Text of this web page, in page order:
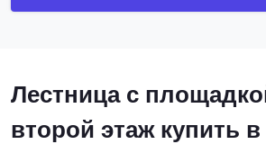
Лестница с
второй этаж купить в